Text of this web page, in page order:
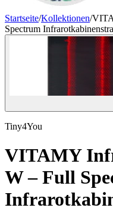
Startseite/Kollektionen/
Spectrum
Tiny4You
VITAMY
W – Full